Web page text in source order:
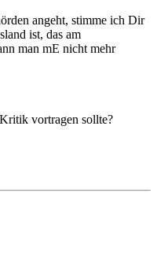
angeht, stimme ich Dir
ist, das am
man mE nicht mehr
vortragen sollte?